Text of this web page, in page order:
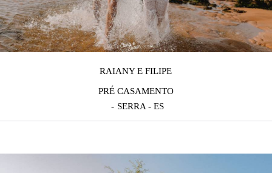
RAIANY E FILIPE
PRÉ CASAMENTO
SERRA - ES